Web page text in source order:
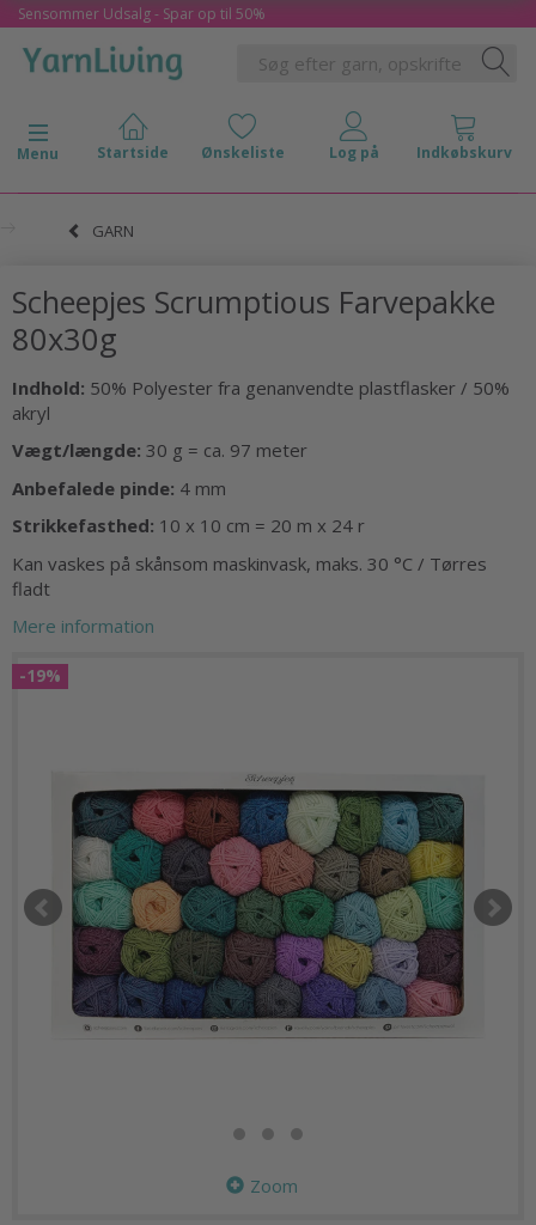
Sensommer Udsalg - Spar op til 50%
Skifte navigation
Menu
GARN
Scheepjes Scrumptious Farvepakke
80x30g
Indhold: 50% Polyester fra genanvendte plastflasker / 50%
akryl
Vægt/længde: 30 g = ca. 97 meter
Anbefalede pinde: 4 mm
Strikkefasthed: 10 x 10 cm = 20 m x 24 r
Kan vaskes på skånsom maskinvask, maks. 30 °C / Tørres
fladt
Mere information
-19%
Zoom